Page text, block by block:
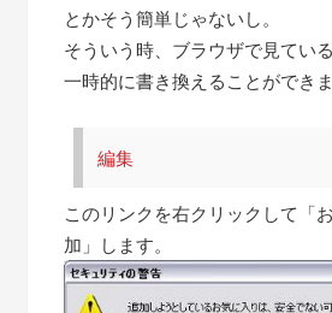
とかそう簡単じゃないし。
そういう時、ブラウザで見てい
一時的に書き換えることができま
編集
このリンクを右クリックして「
加」します。